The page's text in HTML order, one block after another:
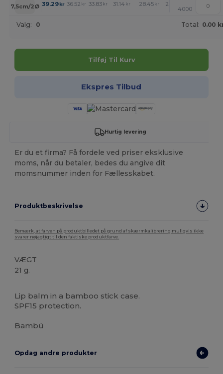
7,5cm/2Ø 39.29kr 36.52 kr 33.83 kr 31.14 kr 28.45 kr 27.06
4000
Valg: 0 Total: 0.00
Tilføj Til Kurv
Ekspres Tilbud
Hurtig levering
Er du et firma? Få fordele ved priser eksklusive
moms, når du betaler, bedes du angive dit
momsnummer inden for Fællesskabet.
Produktbeskrivelse
Bemærk, at farven på produktbilledet på grund af skærmkalibrering muligvis ikke
svarer nøjagtigt til den faktiske produktfarve.
VÆGT
21 g.
Lip balm in a bamboo stick case.
SPF15 protection.
Bambú
Opdag andre produkter